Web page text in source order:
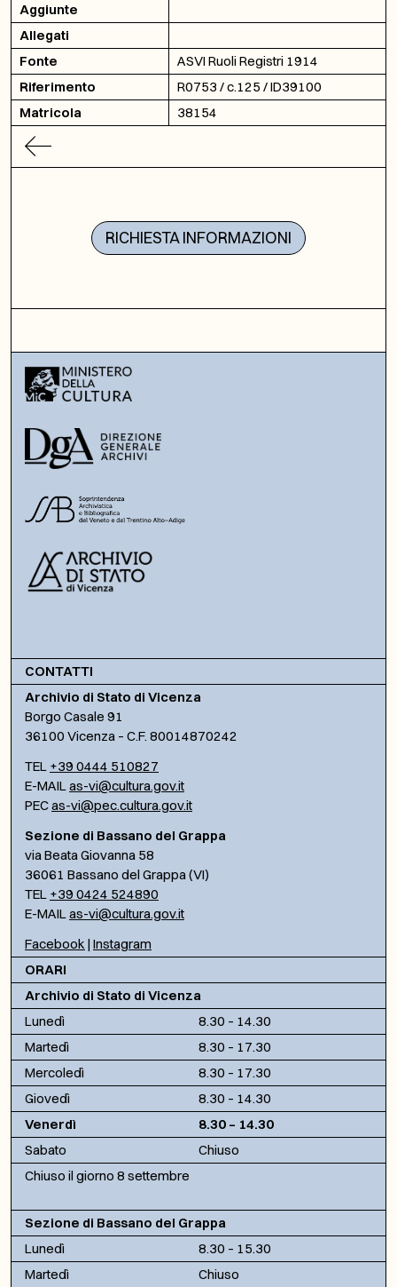
Aggiunte
Allegati
Fonte
ASVI Ruoli Registri 1914
Riferimento
R0753 / c.125 / ID39100
Matricola
38154
RICHIESTA INFORMAZIONI
CONTATTI
Archivio di Stato di Vicenza
Borgo Casale 91
36100 Vicenza – C.F. 80014870242
TEL +39 0444 510827
E-MAILas-vi@cultura.gov.it
PECas-vi@pec.cultura.gov.it
Sezione di Bassano del Grappa
via Beata Giovanna 58
36061 Bassano del Grappa (VI)
TEL +39 0424 524890
E-MAILas-vi@cultura.gov.it
Facebook | Instagram
ORARI
Archivio di Stato di Vicenza
Lunedì
8.30 – 14.30
Martedì
8.30 – 17.30
Mercoledì
8.30 – 17.30
Giovedì
8.30 – 14.30
Venerdì
8.30 – 14.30
Sabato
Chiuso
Chiuso il giorno 8 settembre
Sezione di Bassano del Grappa
Lunedì
8.30 – 15.30
Martedì
Chiuso